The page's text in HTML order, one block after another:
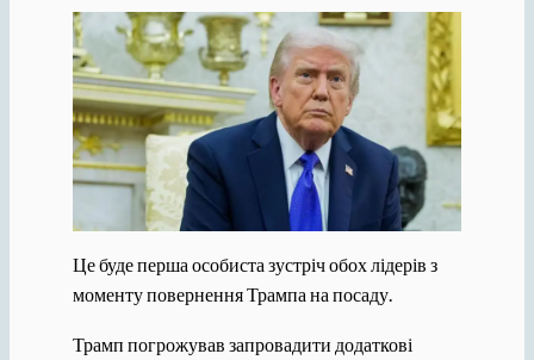
Це буде перша особиста зустріч обох лідерів з
моменту повернення Трампа на посаду.
Трамп погрожував запровадити додаткові